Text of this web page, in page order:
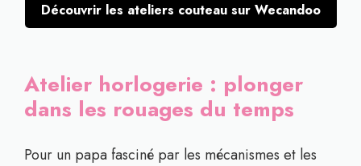
Découvrir les ateliers couteau sur Wecandoo
Atelier horlogerie : plonger
dans les rouages du temps
Pour un papa fasciné par les mécanismes et les